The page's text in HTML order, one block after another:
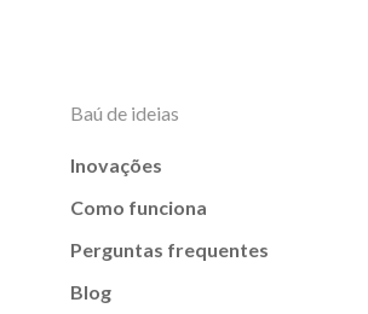
Baú de ideias
Inovações
Como funciona
Perguntas frequentes
Blog